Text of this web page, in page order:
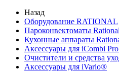
Назад
Оборудование RATIONAL
Пароконвектоматы Rational
Кухонные аппараты
Аксессуары для iCombi
Очистители и средства
Аксессуары для iVario®